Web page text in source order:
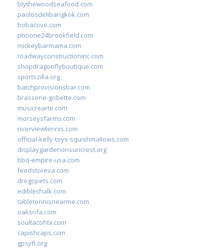
blythewoodseafood.com
paolosdelibangkok.com
bobacove.com
phoone24brookfield.com
mickeybarmama.com
roadwayconstructioninc.com
shopdragonflyboutique.com
sportszilla.org
batchprovisionsbar.com
brasserie-gobette.com
musicrearte.com
morseysfarms.com
riverviewtennis.com
official-kelly-toys-squishmallows.com
displaygardenonsuncrest.org
bbq-empire-usa.com
feedstoreva.com
drogopets.com
ediblechalk.com
tabletennisnearme.com
oaksofa.com
soultacohtx.com
capishcaps.com
gpsyfl.org